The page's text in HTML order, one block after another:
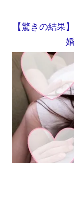
【驚きの結果